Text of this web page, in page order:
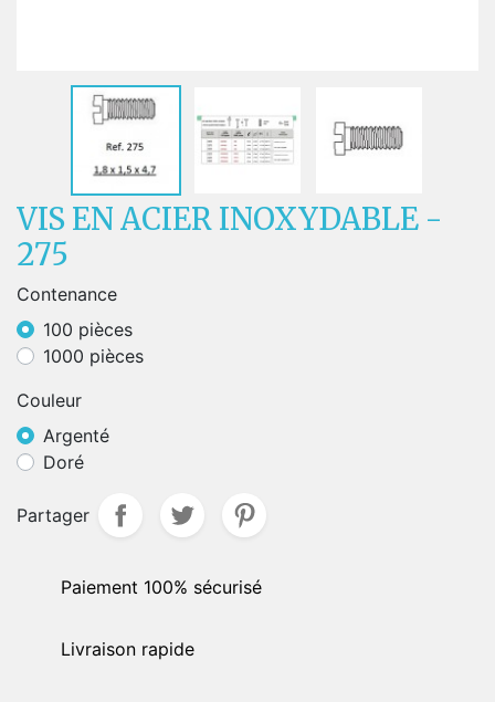
VIS EN ACIER INOXYDABLE -
275
Contenance
100 pièces
1000 pièces
Couleur
Argenté
Doré
Partager
Paiement 100% sécurisé
Livraison rapide